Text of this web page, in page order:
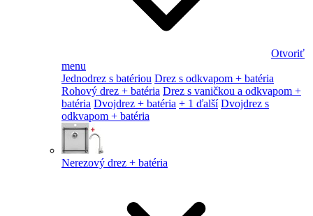
Otvoriť
menu
Jednodrez s batériou Drez s odkvapom + batéria
Rohový drez + batéria Drez s vaničkou a odkvapom +
batéria Dvojdrez + batéria + 1 ďalší Dvojdrez s
odkvapom + batéria
Nerezový drez + batéria